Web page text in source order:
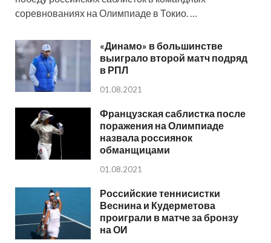
соревнованиях на Олимпиаде в Токио. …
«Динамо» в большинстве
выиграло второй матч подряд
в РПЛ
01.08.2021
Французская саблистка после
поражения на Олимпиаде
назвала россиянок
обманщицами
01.08.2021
Российские теннисистки
Веснина и Кудерметова
проиграли в матче за бронзу
на ОИ